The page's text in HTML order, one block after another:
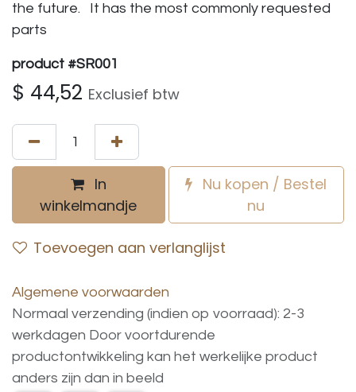
the future. It has the most commonly requested
parts
product #SR001
$ 44,52 Exclusief btw
In
winkelmandje
Nu kopen / Bestel
nu
Toevoegen aan verlanglijst
Algemene voorwaarden
Normaal verzending (indien op voorraad): 2-3
werkdagen Door voortdurende
productontwikkeling kan het werkelijke product
anders zijn dan in beeld